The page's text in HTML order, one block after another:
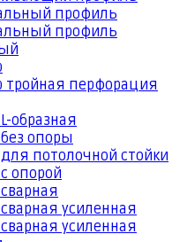
профиль
профиль
тройная перфорация
образная
опоры
потолочной стойки
опорой
усиленная
усиленная